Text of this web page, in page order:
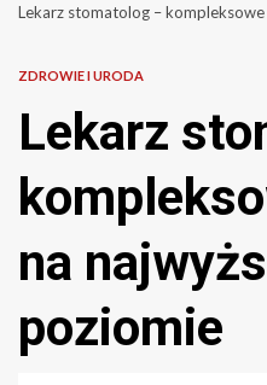
Lekarz stomatolog – kompleksowe
ZDROWIE I URODA
Lekarz
na
poziomie